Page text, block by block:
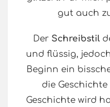
gut auch
Der Schreibstil
und flüssig,
Beginn ein
die
Geschichte wird